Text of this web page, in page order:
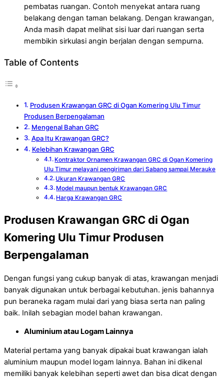
pembatas ruangan. Contoh menyekat antara ruang
belakang dengan taman belakang. Dengan krawangan,
Anda masih dapat melihat sisi luar dari ruangan serta
membikin sirkulasi angin berjalan dengan sempurna.
Table of Contents
Produsen Krawangan GRC di Ogan Komering Ulu Timur
Produsen Berpengalaman
Mengenal Bahan GRC
Apa Itu Krawangan GRC?
Kelebihan Krawangan GRC
Kontraktor Ornamen Krawangan GRC di Ogan Komering
Ulu Timur melayani pengiriman dari Sabang sampai Merauke
Ukuran Krawangan GRC
Model maupun bentuk Krawangan GRC
Harga Krawangan GRC
Produsen Krawangan GRC di Ogan
Komering Ulu Timur Produsen
Berpengalaman
Dengan fungsi yang cukup banyak di atas, krawangan menjadi
banyak digunakan untuk berbagai kebutuhan. jenis bahannya
pun beraneka ragam mulai dari yang biasa serta nan paling
baik. Inilah sebagian model bahan krawangan.
Aluminium atau Logam Lainnya
Material pertama yang banyak dipakai buat krawangan ialah
aluminium maupun model logam lainnya. Bahan ini dikenal
memiliki banyak kelebihan seperti awet dan bisa dicat dengan